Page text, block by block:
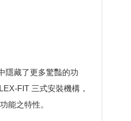
隱藏了更多驚豔的功
FIT 三式安裝機構，
能之特性。